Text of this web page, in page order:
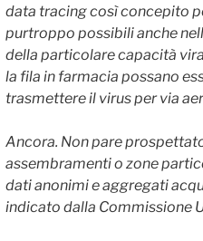
data tracing così concepito
purtroppo possibili anche
della particolare capacità
la fila in farmacia possano
trasmettere il virus per via
Ancora. Non pare
assembramenti o zone
dati anonimi e aggregati
indicato dalla Commissione